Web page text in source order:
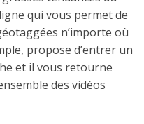
qui vous permet de
n’importe où
propose d’entrer un
et il vous retourne
des vidéos